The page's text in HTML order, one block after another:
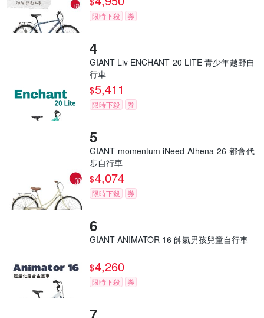
限時下殺 券
GIANT Liv ENCHANT 20 LITE 青少年越野自
行車
$5,411
限時下殺 券
GIANT momentum iNeed Athena 26 都會代
步自行車
$4,074
限時下殺 券
GIANT ANIMATOR 16 帥氣男孩兒童自行車
$4,260
限時下殺 券